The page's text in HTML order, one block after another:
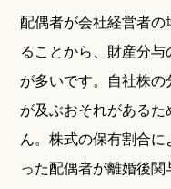
配偶者が会社経営者
ることから、財産分
が多いです。自社株
が及ぶおそれがある
ん。株式の保有割合
った配偶者が離婚後関